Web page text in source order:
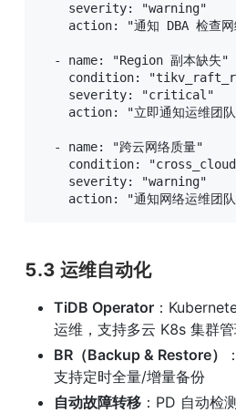
    severity: "warning"
action: "通知 DBA 检查网
  - name: "Region 副本缺失"
condition:
    severity: "critical"
action: "立即通知运维团
  - name: "跨云网络质量"
condition:
    severity: "warning"
action: "通知网络运维团
5.3 运维自动化
TiDB Operator ：
运维，支持多云 K8s 集群
BR（Backup & Restore）
支持定时全量/增量备份
自动故障转移 ：PD 自动检